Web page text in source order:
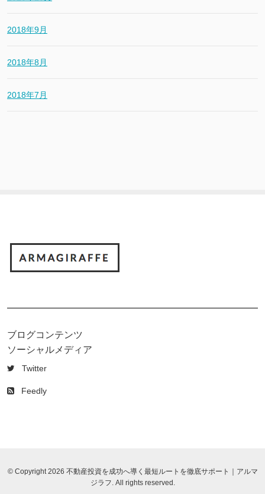
2018年9月
2018年8月
2018年7月
ブログコンテンツ
ソーシャルメディア
Twitter
Feedly
© Copyright 2026 不動産投資を成功へ導く最短ルートを徹底サポート｜アルマ
ジラフ. All rights reserved.